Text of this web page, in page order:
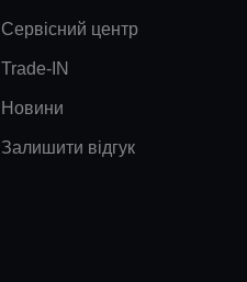
Сервісний центр
Trade-IN
Новини
Залишити відгук